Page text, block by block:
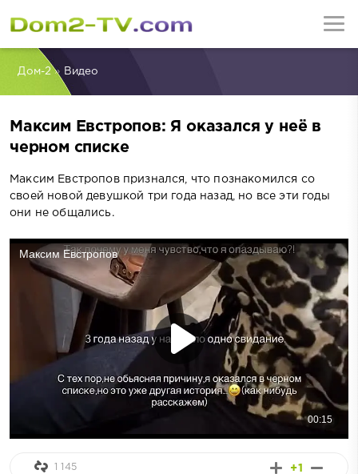
Дом-2» Видео
Максим Евстропов: Я оказался у неё в
черном списке
Максим Евстропов признался, что познакомился со
своей новой девушкой три года назад, но все эти годы
они не общались.
+1
1 145